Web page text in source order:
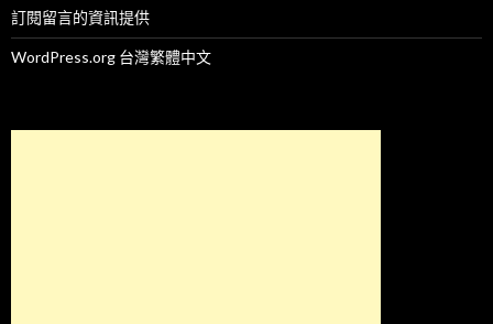
訂閱留言的資訊提供
WordPress.org 台灣繁體中文